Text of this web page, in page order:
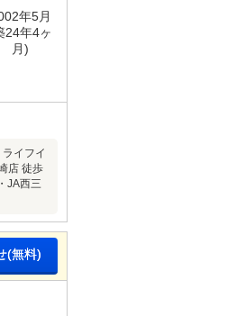
年5月
24年4ヶ
月)
イフイ
店 徒歩
JA西三
(無料)